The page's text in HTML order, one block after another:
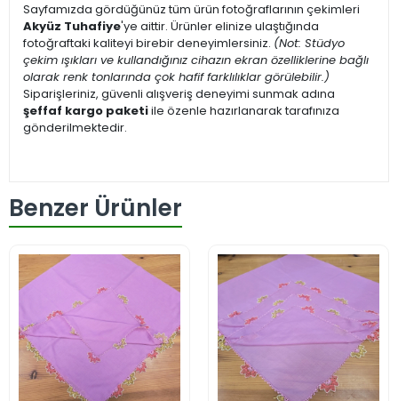
Sayfamızda gördüğünüz tüm ürün fotoğraflarının çekimleri
Akyüz Tuhafiye'ye aittir. Ürünler elinize ulaştığında
fotoğraftaki kaliteyi birebir deneyimlersiniz. (Not: Stüdyo
çekim ışıkları ve kullandığınız cihazın ekran özelliklerine bağlı
olarak renk tonlarında çok hafif farklılıklar görülebilir.)
Siparişleriniz, güvenli alışveriş deneyimi sunmak adına
şeffaf kargo paketiile özenle hazırlanarak tarafınıza
gönderilmektedir.
Benzer Ürünler